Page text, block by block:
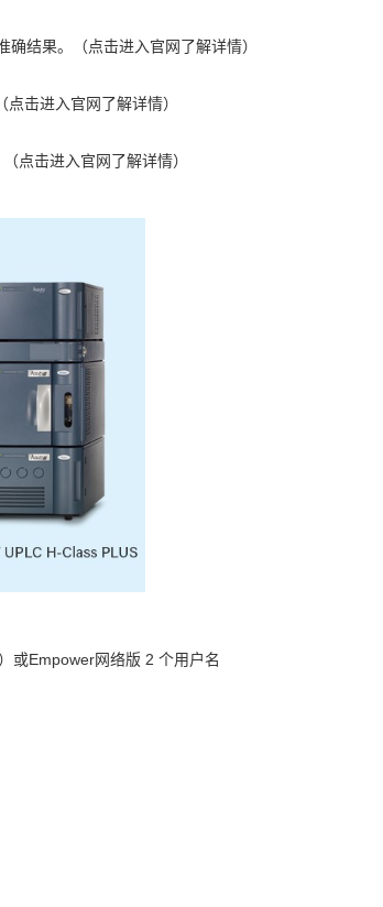
确结果。（点击进入官网了解详情）
（点击进入官网了解详情）
（点击进入官网了解详情）
或Empower网络版 2 个用户名